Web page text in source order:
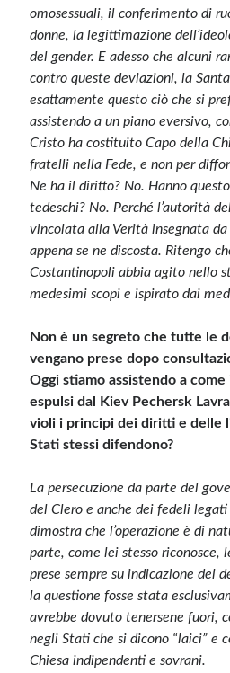
omosessuali, il conferimento di
donne, la legittimazione
del gender. E adesso che alcuni
contro queste deviazioni, la
esattamente questo ciò che si
assistendo a un piano eversivo,
Cristo ha costituito Capo della
fratelli nella Fede, e non per
Ne ha il diritto? No. Hanno
tedeschi? No. Perché l’autorità
vincolata alla Verità insegnata
appena se ne discosta. Ritengo
Costantinopoli abbia agito nello
medesimi scopi e ispirato dai
Non è un segreto che tutte le
vengano prese dopo
Oggi stiamo assistendo a
espulsi dal Kiev Pechersk
violi i principi dei diritti e delle
Stati stessi difendono?
La persecuzione da parte del
del Clero e anche dei fedeli
dimostra che l’operazione è di
parte, come lei stesso riconosce,
prese sempre su indicazione del
la questione fosse stata
avrebbe dovuto tenersene fuori,
negli Stati che si dicono “laici” e
Chiesa indipendenti e sovrani.